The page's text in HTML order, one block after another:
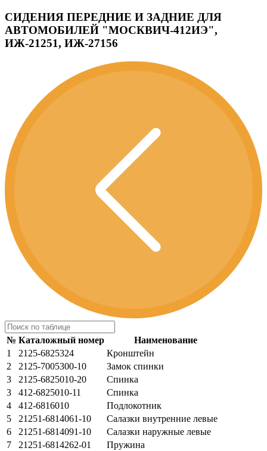
СИДЕНИЯ ПЕРЕДНИЕ И ЗАДНИЕ ДЛЯ
АВТОМОБИЛЕЙ "МОСКВИЧ-412ИЭ",
ИЖ-21251, ИЖ-27156
№ Каталожный номер
Наименование
1
2125-6825324
Кронштейн
2
2125-7005300-10
Замок спинки
3
2125-6825010-20
Спинка
3
412-6825010-11
Спинка
4
412-6816010
Подлокотник
5
21251-6814061-10
Салазки внутренние левые
6
21251-6814091-10
Салазки наружные левые
7
21251-6814262-01 Пружина